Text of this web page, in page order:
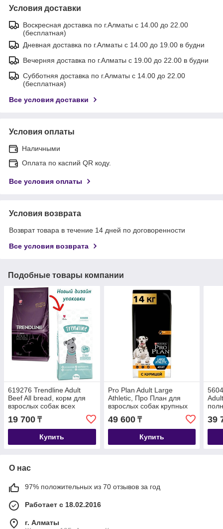
Условия доставки
Воскресная доставка по г.Алматы с 14.00 до 22.00
(бесплатная)
Дневная доставка по г.Алматы с 14.00 до 19.00 в будни
Вечерняя доставка по г.Алматы с 19.00 до 22.00 в будни
Субботняя доставка по г.Алматы с 14.00 до 22.00
(бесплатная)
Все условия доставки
Условия оплаты
Наличными
Оплата по каспий QR коду.
Все условия оплаты
Условия возврата
Возврат товара в течение 14 дней по договоренности
Все условия возврата
Подобные товары компании
619276 Trendline Adult
Beef All bread, корм для
взрослых собак всех
пород с говядиной,
уп.15кг.
19 700 ₸
Купить
Pro Plan Adult Large
Athletic, Про План для
взрослых собак крупных
пород с курицей и рисом,
уп. 14кг.
49 600₸
Купить
39
О нас
97% положительных из 70 отзывов за год
Работает с 18.02.2016
г. Алматы